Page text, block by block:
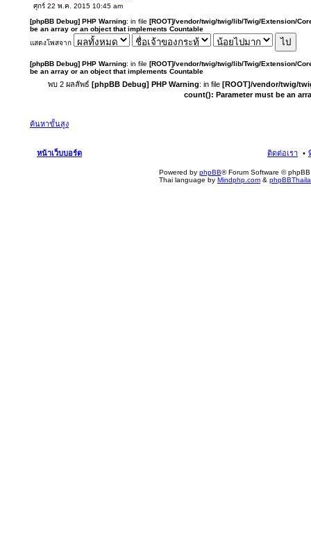
ศุกร์ 22 พ.ค. 2015 10:45 am
[phpBB Debug] PHP Warning: in file [ROOT]/vendor/twig/twig/lib/Twig/Extension/
be an array or an object that implements Countable
แสดงโพสจาก
[phpBB Debug] PHP Warning: in file [ROOT]/vendor/twig/twig/lib/Twig/Extension/
be an array or an object that implements Countable
พบ 2 ผลลัพธ์ [phpBB Debug] PHP Warning: in file [ROOT]/vendor/twig/
count(): Parameter must be an
ค้นหาขั้นสูง
หน้าเว็บบอร์ด ติดต่อเรา
Powered by phpBB® Forum Software © phpBB
Thai language by Mindphp.com &